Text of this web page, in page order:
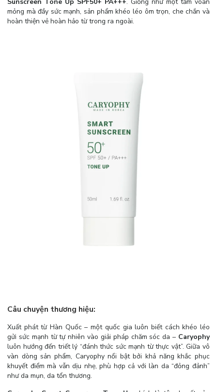
mỏng mà đầy sức mạnh, sản phẩm khéo léo ôm trọn, che chắn và
hoàn thiện vẻ hoàn hảo từ trong ra ngoài.
Câu chuyện thương hiệu:
Xuất phát từ Hàn Quốc – một quốc gia luôn biết cách khéo léo
gửi sức mạnh từ tự nhiên vào giải pháp chăm sóc da – Caryophy
luôn hướng đến triết lý “đánh thức sức mạnh từ thực vật”. Giữa vô
vàn dòng sản phẩm, Caryophy nổi bật bởi khả năng khắc phục
khuyết điểm mà vẫn dịu nhẹ, phù hợp cả với làn da “đỏng đảnh”
như da mụn, da tổn thương.